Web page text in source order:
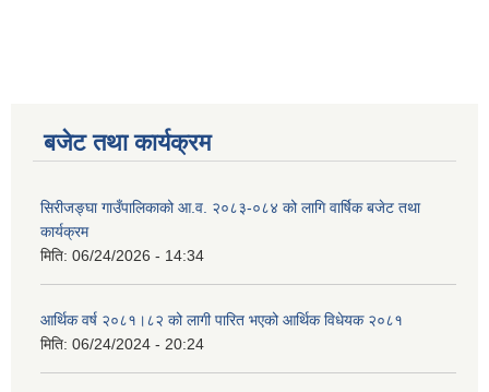
बजेट तथा कार्यक्रम
सिरीजङ्घा गाउँपालिकाको आ.व. २०८३-०८४ को लागि वार्षिक बजेट तथा
कार्यक्रम
मिति: 06/24/2026 - 14:34
आर्थिक वर्ष २०८१।८२ को लागी पारित भएको आर्थिक विधेयक २०८१
मिति: 06/24/2024 - 20:24